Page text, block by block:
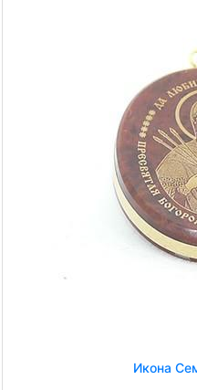
Икона